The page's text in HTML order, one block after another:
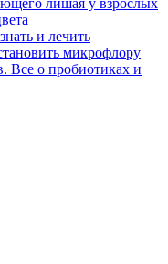
и лечить
микрофлору
Все о пробиотиках и